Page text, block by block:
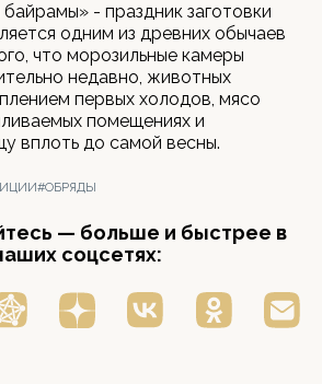
- праздник заготовки
одним из древних обычаев
что морозильные камеры
недавно, животных
первых холодов, мясо
помещениях и
вплоть до самой весны.
#ОБРЯДЫ
— больше и быстрее в
соцсетях: